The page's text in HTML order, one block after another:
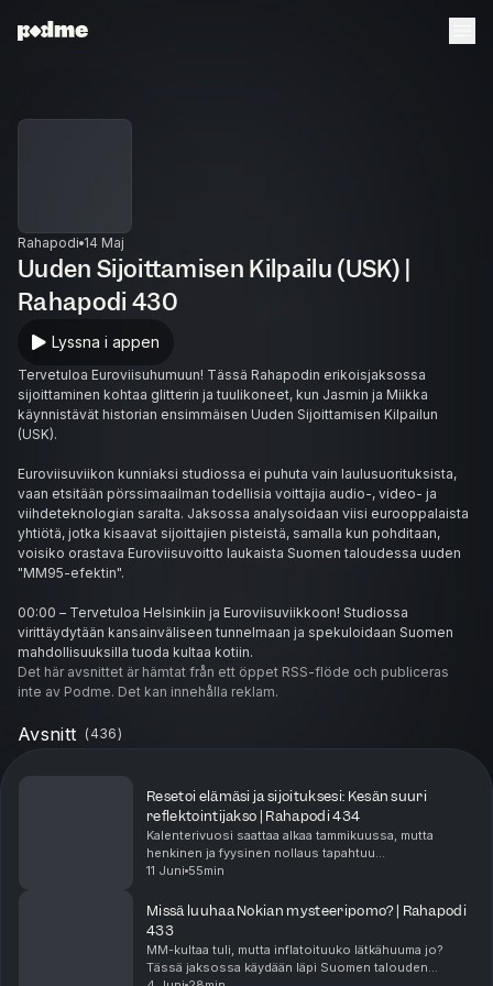
Rahapodi 14 Maj
Uuden Sijoittamisen Kilpailu (USK) |
Rahapodi 430
Lyssna i appen
Tervetuloa Euroviisuhumuun! Tässä Rahapodin erikoisjaksossa
sijoittaminen kohtaa glitterin ja tuulikoneet, kun Jasmin ja Miikka
käynnistävät historian ensimmäisen Uuden Sijoittamisen Kilpailun
(USK).
Euroviisuviikon kunniaksi studiossa ei puhuta vain laulusuorituksista,
vaan etsitään pörssimaailman todellisia voittajia audio-, video- ja
viihdeteknologian saralta. Jaksossa analysoidaan viisi eurooppalaista
yhtiötä, jotka kisaavat sijoittajien pisteistä, samalla kun pohditaan,
voisiko orastava Euroviisuvoitto laukaista Suomen taloudessa uuden
"MM95-efektin".
00:00 – Tervetuloa Helsinkiin ja Euroviisuviikkoon! Studiossa
virittäydytään kansainväliseen tunnelmaan ja spekuloidaan Suomen
mahdollisuuksilla tuoda kultaa kotiin.
00:52 – Uuden Sijoittamisen Kilpailun (USK) säännöt. Miten sijoitusviisut
toimivat? Mukaan pääsevät vain euromaat, ja yritysten on liityttävä
02:54 – Euroviisuarkkityypit pörssissä. Mitä yhteistä on Carola
Häggkvistillä ja Orionilla? Entä onko Nokia pörssin Loreen?
äänieristettyjen tilojen markkinajohtaja esittelee "High-tech
09:13 – Saksan edustaja: RTL Group. Euroopan suurin kaupallinen TV-
12:27 – Ranskan edustaja: NRG Group (NRJ). Radiokuninkaallinen, joka
17:59 – Belgian edustaja: Barco. Ammattilaispuolen piilotettu jättiläinen,
jonka teknologiaa löytyy niin elokuvateattereista kuin Las Vegasin
Det här avsnittet är hämtat från ett öppet RSS-flöde och publiceras
inte av Podme. Det kan innehålla reklam.
Avsnitt (436)
Resetoi elämäsi ja sijoituksesi: Kesän suuri
reflektointijakso | Rahapodi 434
Kalenterivuosi saattaa alkaa tammikuussa, mutta
henkinen ja fyysinen nollaus tapahtuu
todellisuudessa kesälomalla. Jasmin ja Miikka
suunnanmuutoksiin. Onko arkesi...
11 Juni 55min
Missä luuhaa Nokian mysteeripomo? | Rahapodi
433
MM-kultaa tuli, mutta inflatoituuko lätkähuuma jo?
Tässä jaksossa käydään läpi Suomen talouden